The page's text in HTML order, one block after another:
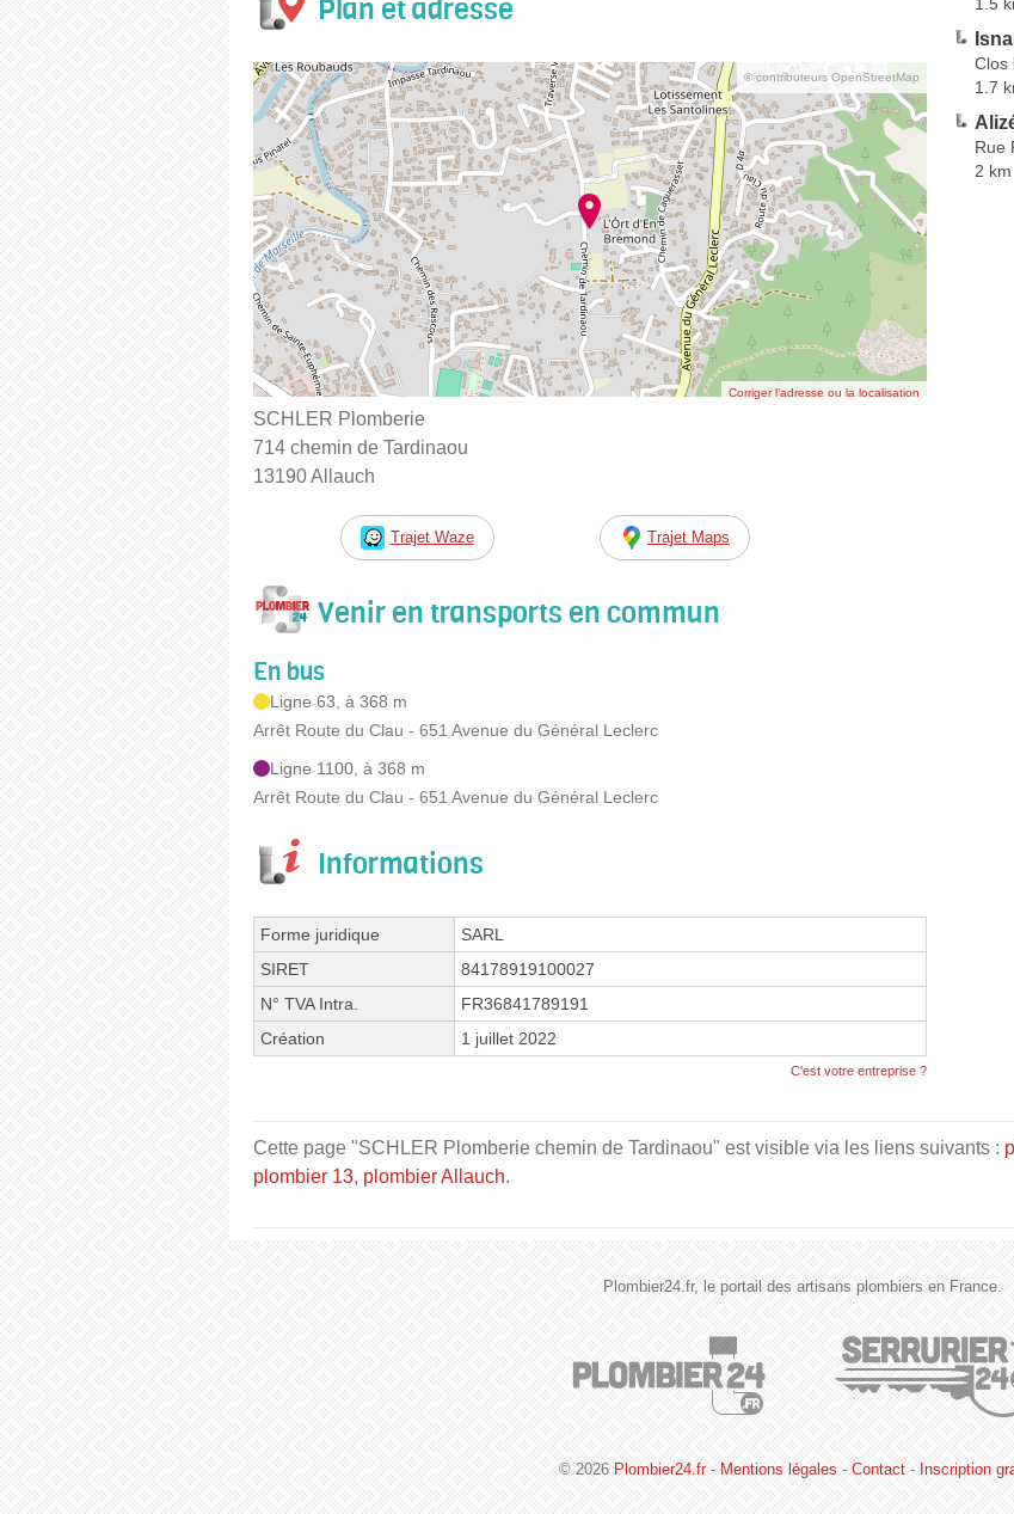
Plan et adresse
© contributeurs OpenStreetMap
Corriger l’adresse ou la localisation
SCHLER Plomberie
714 chemin de Tardinaou
13190 Allauch
Trajet Waze Trajet Maps
Venir en transports en commun
En bus
Ligne 63, à 368 m
Arrêt Route du Clau - 651 Avenue du Général Leclerc
Ligne 1100, à 368 m
Arrêt Route du Clau - 651 Avenue du Général Leclerc
Informations
Forme juridique
SARL
SIRET
84178919100027
N° TVA Intra.
FR36841789191
Création
1 juillet 2022
C'est votre entreprise ?
Clos
1.7
Rue
2 km
Cette page "SCHLER Plomberie chemin de Tardinaou" est visible via les liens suivants :
plombier 13, plombier Allauch.
Plombier24.fr, le portail des artisans plombiers en France.
© 2026 Plombier24.fr - Mentions légales - Contact- Inscription